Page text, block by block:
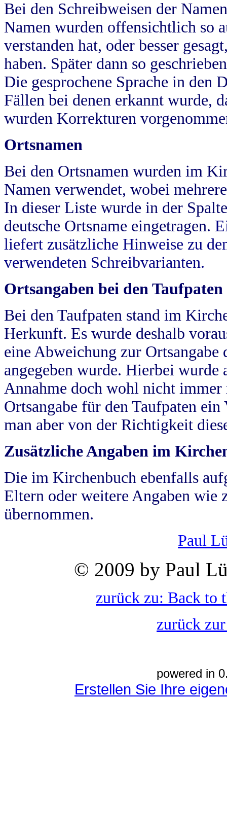
Bei den Schreibweisen der
Namen wurden offensichtlich so
verstanden hat, oder besser
haben. Später dann so
Die gesprochene Sprache in
Fällen bei denen erkannt wurde,
wurden Korrekturen
Ortsnamen
Bei den Ortsnamen wurden im
Namen verwendet, wobei
In dieser Liste wurde in der
deutsche Ortsname eingetragen.
liefert zusätzliche Hinweise zu
verwendeten Schreibvarianten.
Ortsangaben bei den Taufpaten
Bei den Taufpaten stand im
Herkunft. Es wurde deshalb
eine Abweichung zur
angegeben wurde. Hierbei wurde
Annahme doch wohl nicht
Ortsangabe für den Taufpaten
man aber von der Richtigkeit
Zusätzliche Angaben im
Die im Kirchenbuch ebenfalls
Eltern oder weitere Angaben wie
übernommen.
Paul
© 2009 by Paul
zurück zu: Back to
zurück
powered in
Erstellen Sie Ihre